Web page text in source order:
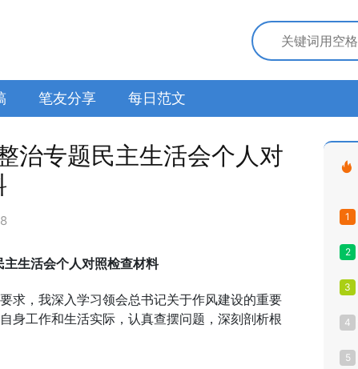
笔友分享 每日范文
治专题民主生活会个人对
生活会个人对照检查材料
求，我深入学习领会总书记关于作风建设的重要
身工作和生活实际，认真查摆问题，深刻剖析根
1
2
3
4
5